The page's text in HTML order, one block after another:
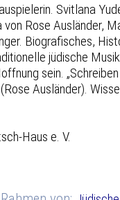
Svitlana
von Rose Ausländer,
Biografisches,
jüdische
sein.
Ausländer).
Haus e. V.